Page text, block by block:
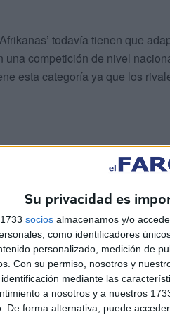
Su privacidad es
socios almacenamos y/o
como identificadores
personalizado, medición de
Con su permiso, nosotros y
mediante las
a nosotros y a nuestros
De forma alternativa, puede
todavía tienen que
competición de nivel
esta categoría ya que los
donde también el
Extremadura.